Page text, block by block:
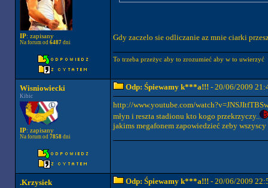
IP: zapisany
Na forum od 6487dni
Gdy zaczelo sie odliczanie az mnie ciarki
To trzeba przeżyc aby to zrozumieć aby w to uwierzyć
Wisniowiecki
Kibic
IP: zapisany
Na forum od 7858dni
Odp: Śpiewamy k***a!!! - 20/06/2009
http://www.youtube.com/
młyn i reszta stadionu kto kogo przekrzyczy..
jakims megafonem zapowiedzieć zeby
.Krzysiek Odp: Śpiewamy k***a!!! - 20/06/2009